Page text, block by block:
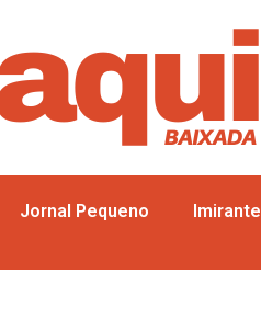
Jornal Pequeno Imirante